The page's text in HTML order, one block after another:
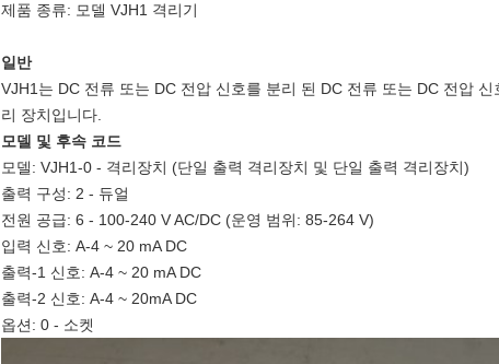
제품 종류: 모델 VJH1 격리기
일반
VJH1는 DC 전류 또는 DC 전압 신호를 분리 된 DC 전류 또는 DC 전압
리 장치입니다.
모델 및 후속 코드
모델: VJH1-0 - 격리장치 (단일 출력 격리장치 및 단일 출력 격리장치)
출력 구성: 2 - 듀얼
전원 공급: 6 - 100-240 V AC/DC (운영 범위: 85-264 V)
입력 신호: A-4 ~ 20 mA DC
출력-1 신호: A-4 ~ 20 mA DC
출력-2 신호: A-4 ~ 20mA DC
옵션: 0 - 소켓